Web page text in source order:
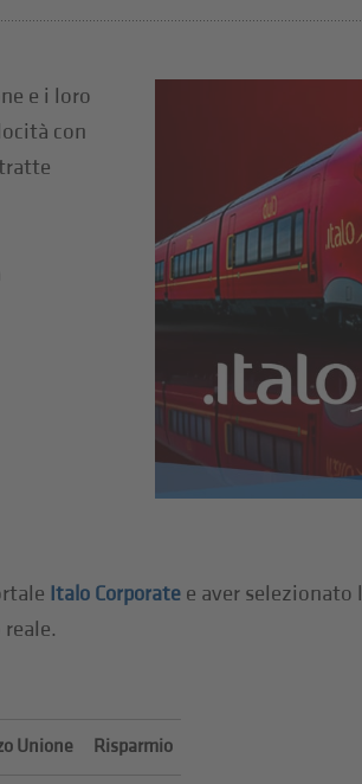
e i loro
con
Italo Corporatee aver selezionato
Unione Risparmio